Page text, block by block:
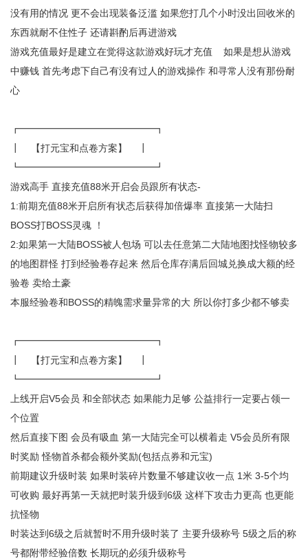
没有用的情况 更不会出现装备泛滥 如果您打几个小时没出回收米的
东西就耐不住性子 还请斟酌后再进游戏
游戏充值最好是建立在觉得这款游戏好玩才充值 如果是想从游戏
中赚钱 首先考虑下自己有没有过人的游戏操作 和寻常人没有那份耐
心
┏━━━━━━━━━━━━━━┓
┃ 【打元宝和点卷方案】 ┃
┗━━━━━━━━━━━━━━┛
游戏高手 直接充值88米开启会员跟所有状态-
1:前期充值88米开启所有状态后获得加倍爆率 直接第一大陆扫
BOSS打BOSS灵魂 ！
2:如果第一大陆BOSS被人包场 可以去任意第二大陆地图找怪物较多
的地图群怪 打到经验卷存起来 然后仓库存满后回城兑换成大额的经
验卷 卖给土豪
本服经验卷和BOSS的精魄需求量异常的大 所以你打多少都不够卖
┏━━━━━━━━━━━━━━┓
┃ 【打元宝和点卷方案】 ┃
┗━━━━━━━━━━━━━━┛
上线开启V5会员 和全部状态 如果能力足够 公益排行一定要占领一
个位置
然后直接下图 会员有吸血 第一大陆完全可以横着走 V5会员所有限
时奖励 怪物首杀都会额外奖励(包括点券和元宝)
前期建议升级时装 如果时装碎片数量不够建议收一点 1米 3-5个均
可收购 最好再第一天就把时装升级到6级 这样下攻击力更高 也更能
抗怪物
时装达到6级之后就暂时不用升级时装了 主要升级称号 5级之后的称
号都附带经验倍数 长期玩的必须升级称号